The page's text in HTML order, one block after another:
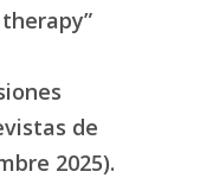
de
2025).